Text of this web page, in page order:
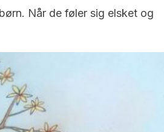
Når de føler sig elsket og